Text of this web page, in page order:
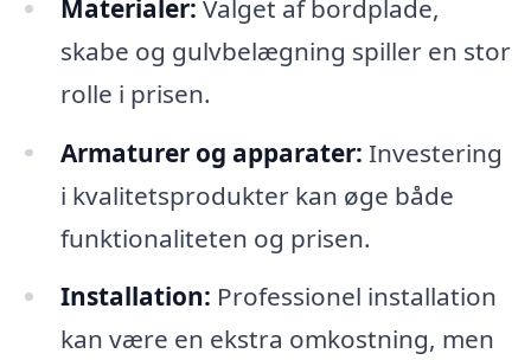
Materialer: Valget af bordplade,
skabe og gulvbelægning spiller en stor
rolle i prisen.
Armaturer og apparater: Investering
i kvalitetsprodukter kan øge både
funktionaliteten og prisen.
Installation: Professionel installation
kan være en ekstra omkostning, men